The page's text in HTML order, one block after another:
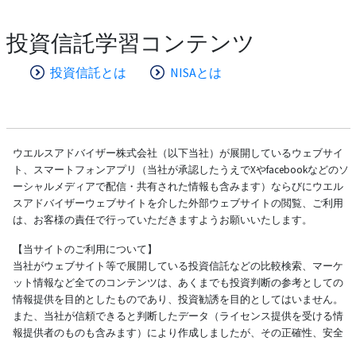
投資信託学習コンテンツ
投資信託とは NISAとは
ウエルスアドバイザー株式会社（以下当社）が展開しているウェブサイ
ト、スマートフォンアプリ（当社が承認したうえでXやfacebookなどのソ
ーシャルメディアで配信・共有された情報も含みます）ならびにウエル
スアドバイザーウェブサイトを介した外部ウェブサイトの閲覧、ご利用
は、お客様の責任で行っていただきますようお願いいたします。
【当サイトのご利用について】
当社がウェブサイト等で展開している投資信託などの比較検索、マーケ
ット情報など全てのコンテンツは、あくまでも投資判断の参考としての
情報提供を目的としたものであり、投資勧誘を目的としてはいません。
また、当社が信頼できると判断したデータ（ライセンス提供を受ける情
報提供者のものも含みます）により作成しましたが、その正確性、安全